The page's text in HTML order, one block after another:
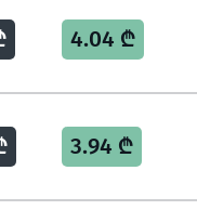
4.04 ₾
3.94 ₾